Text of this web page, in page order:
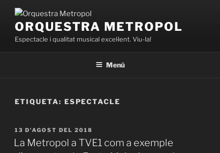
contingut
ORQUESTRA METROPOL
Espectacle i qualitat musical excel·lent. Viu-la!
Menú
ETIQUETA: ESPECTACLE
PUBLICAT
A
13 D'AGOST DEL 2018
La Metropol a TVE1 com a exemple